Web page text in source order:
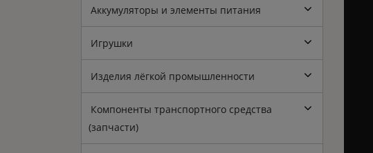
Аккумуляторы и элементы питания
Игрушки
Изделия лёгкой промышленности
Компоненты транспортного средства
(запчасти)